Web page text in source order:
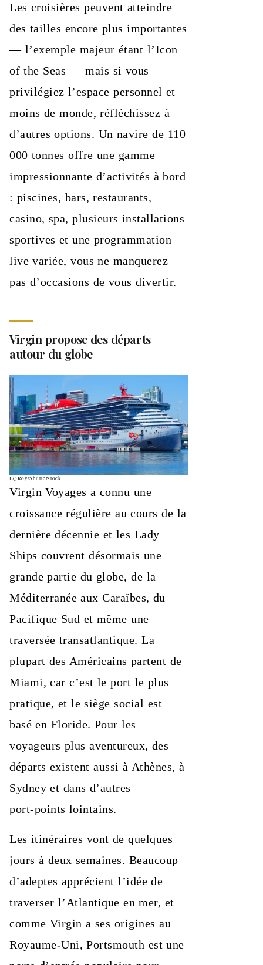
Les croisières peuvent atteindre
des tailles encore plus importantes
— l’exemple majeur étant l’Icon
of the Seas — mais si vous
privilégiez l’espace personnel et
moins de monde, réfléchissez à
d’autres options. Un navire de 110
000 tonnes offre une gamme
impressionnante d’activités à bord
: piscines, bars, restaurants,
casino, spa, plusieurs installations
sportives et une programmation
live variée, vous ne manquerez
pas d’occasions de vous divertir.
Virgin propose des départs
autour du globe
EQRoy/Shutterstock
Virgin Voyages a connu une
croissance régulière au cours de la
dernière décennie et les Lady
Ships couvrent désormais une
grande partie du globe, de la
Méditerranée aux Caraïbes, du
Pacifique Sud et même une
traversée transatlantique. La
plupart des Américains partent de
Miami, car c’est le port le plus
pratique, et le siège social est
basé en Floride. Pour les
voyageurs plus aventureux, des
départs existent aussi à Athènes, à
Sydney et dans d’autres
port‑points lointains.
Les itinéraires vont de quelques
jours à deux semaines. Beaucoup
d’adeptes apprécient l’idée de
traverser l’Atlantique en mer, et
comme Virgin a ses origines au
Royaume‑Uni, Portsmouth est une